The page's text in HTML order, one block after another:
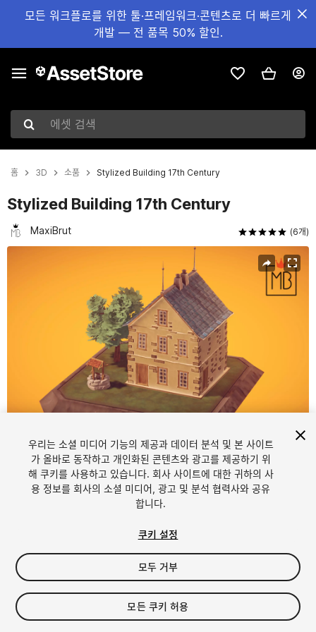
모든 워크플로를 위한 툴·프레임워크·콘텐츠로 더 빠르게
개발 — 전 품목 50% 할인.
에셋 검색
홈 3D 소품 Stylized Building 17th Century
Stylized Building 17th Century
MaxiBrut (6개)
FREE
40viewsin the past week
우리는 소셜 미디어 기능의 제공과 데이터 분석 및 본 사이트
가 올바로 동작하고 개인화된 콘텐츠와 광고를 제공하기 위
해 쿠키를 사용하고 있습니다. 회사 사이트에 대한 귀하의 사
용 정보를 회사의 소셜 미디어, 광고 및 분석 협력사와 공유
합니다.
쿠키 설정
모두 거부
모든 쿠키 허용